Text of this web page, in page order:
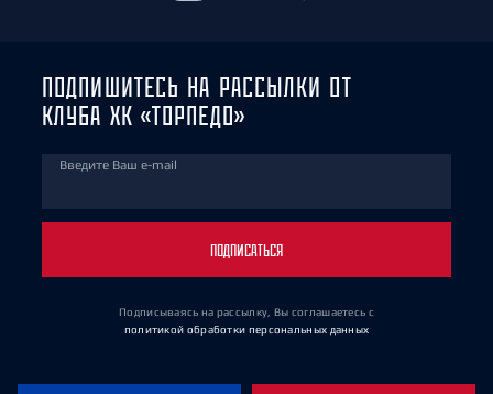
ПОДПИШИТЕСЬ НА РАССЫЛКИ ОТ
КЛУБА ХК «ТОРПЕДО»
Введите Ваш e-mail
ПОДПИСАТЬСЯ
Подписываясь на рассылку, Вы соглашаетесь с
политикой обработки персональных данных